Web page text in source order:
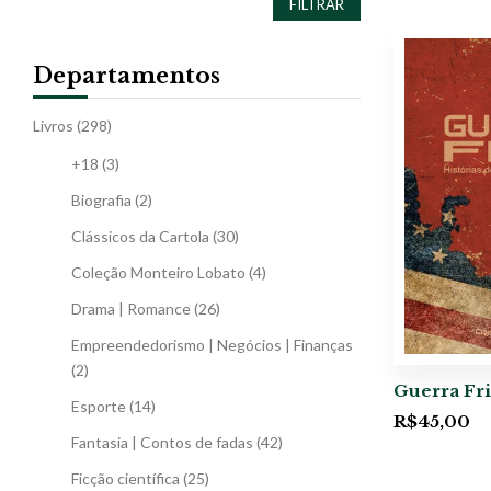
FILTRAR
Departamentos
Livros (298)
+18 (3)
Biografia (2)
Clássicos da Cartola (30)
Coleção Monteiro Lobato (4)
Drama | Romance(26)
Empreendedorismo | Negócios | Finanças
(2)
Esporte(14)
Fantasia | Contos de fadas (42)
Ficção científica (25)
Guerra
R$45,00